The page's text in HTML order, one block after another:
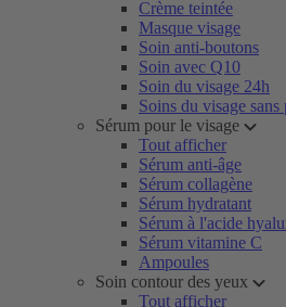
Crème teintée
Masque visage
Soin anti-boutons
Soin avec Q10
Soin du visage 24h
Soins du visage sans
Sérum pour le visage
Tout afficher
Sérum anti-âge
Sérum collagène
Sérum hydratant
Sérum à l'acide
Sérum vitamine C
Ampoules
Soin contour des yeux
Tout afficher